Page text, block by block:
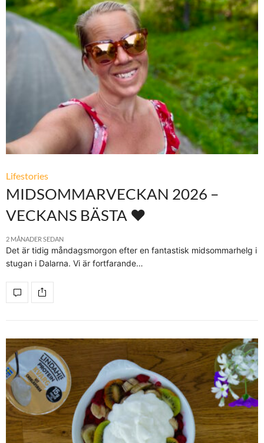
Lifestories
MIDSOMMARVECKAN 2026 –
VECKANS BÄSTA ♥
2 MÅNADER SEDAN
Det är tidig måndagsmorgon efter en fantastisk midsommarhelg i
stugan i Dalarna. Vi är fortfarande…